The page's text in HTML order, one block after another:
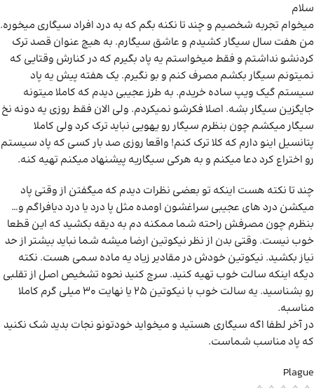
سلام
میخوام تجربه شخصیم و چند تا نکنه بگم که به درد افراد سیگاری میخوره.
من هفت سال سیگار کشیدم و عاشق سیگارم. به هیچ عنوان قصد ترک
کردنشو نداشتم و فقط میخواستم یه پاد بگیرم که در کنارش وقتایی که
نمیتونم سیگار بکشم مصرف کنم و بو نگیرم. یک هفته پیش یه پاد
سیستم گیک ویپ ساده خریدم. به طرز عجیبی دیدم که کاملا میتونه
جایگزین سیگار بشه. اصلا فکرشو نمیکردم. ولی الان فقط روزی یه دونه نخ
سیگار میکشم چون بنظرم سیگار رو یهویی نباید ترک کرد ولی کاملا
پتانسیل اینو دارم که کلا ترک کنم! واقعا روزی صد بار کسی که پاد سیستم
رو اختراع کرد دعا میکنم و به هرکی سیگاریه پیشنهاد میکنم تهیه کنه.
چند تا نکته هست اینکه تو بعضی نظرات دیدم که میگفتن از وقتی پاد
میکشن درد های عجیبی سراغشون اومده مثل پا درد یا درد دیافراگم و…
بنظرم چون مصرفش راحته شما ممکنه دم به دیقه بکشید که این قطعا
خوب نیست. وقتی بدن از نظر نیکوتین ارضا میشه شما نباید بیشتر از حد
نیاز بکشید. نیکوتین خودش در مقادیر زیاد یه ماده سمی هست. نکته
دیگه اینکه سالت خوب تهیه کنید. سرچ کنید نحوه تشخیص اصل از تقلبی
رو بشناسید. یه سالت خوب با نیکوتین 25 یا نهایت 30 میلی گرم کاملا
مناسبه.
در آخر لطفا اگه سیگاری هستید و میخواید خودتونو نجات بدید شک نکنید
که پاد مناسب شماست.
Plague